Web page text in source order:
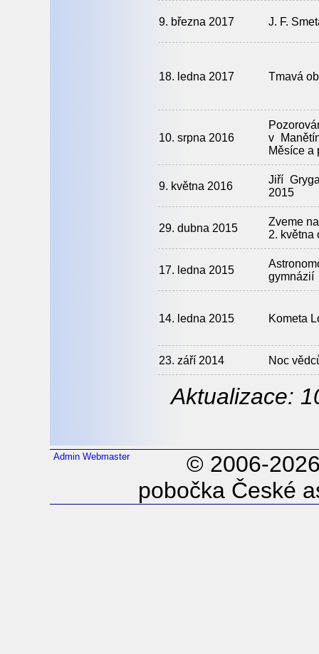
9. března 2017 J. F.
18. ledna 2017 Tmavá
10. srpna 2016
v
Měsíce a
9. května 2016
Jiří
2015
29. dubna 2015
Zveme
2. května
17. ledna 2015
gymnázií
14. ledna 2015 Kometa
23. září 2014 Noc
Aktualizace:
Admin Webmaster
© 2006-
pobočka České